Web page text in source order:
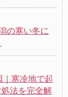
の寒い冬に
寒冷地で起
法を完全解